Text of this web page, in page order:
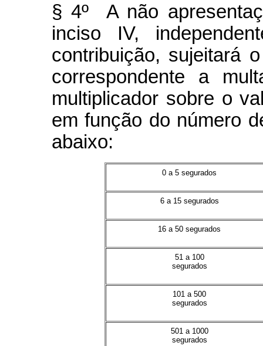
§ 4º A não
inciso IV,
contribuição, sujeitará
correspondente a
multiplicador sobre o
em função do número
abaixo:
0 a 5 segurados
6 a 15 segurados
16 a 50 segurados
51 a 100
segurados
101 a 500
segurados
501 a 1000
segurados